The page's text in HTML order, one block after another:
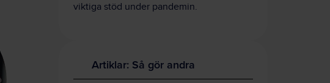
viktiga stöd under pandemin.
Artiklar: Så gör andra